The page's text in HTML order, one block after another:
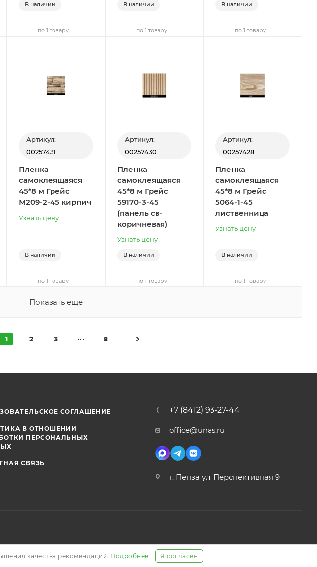
В наличии
по 1 товару
В наличии
по 1 товару
В наличии
по 1 товару
Артикул:
00257431
Пленка
самоклеящаяся
45*8 м Грейс
М209-2-45 кирпич
Узнать цену
В наличии
по 1 товару
Артикул:
00257430
Пленка
самоклеящаяся
45*8 м Грейс
59170-3-45
(панель св-
коричневая)
Узнать цену
В наличии
по 1 товару
Артикул:
00257428
Пленка
самоклеящаяся
45*8 м Грейс
5064-1-45
лиственница
Узнать цену
В наличии
по 1 товару
Показать еще
1 2 3 8
СОГЛАШЕНИЕ
В ОТНОШЕНИИ
ПЕРСОНАЛЬНЫХ
СВЯЗЬ
+7 (8412) 93-27-44
office@unas.ru
г. Пенза ул. Перспективная 9
качества рекомендаций. Подробнее Я согласен